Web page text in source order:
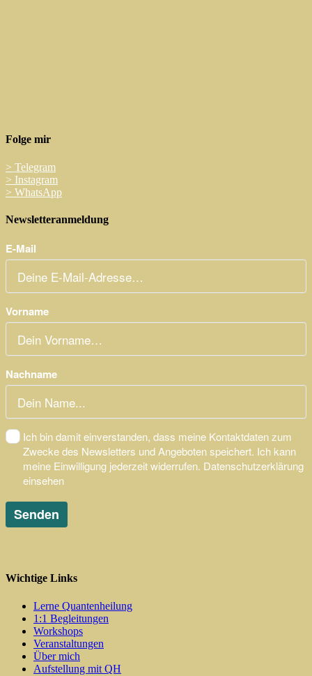
Folge mir
> Telegram
> Instagram
> WhatsApp
Newsletteranmeldung
Wichtige Links
Lerne Quantenheilung
1:1 Begleitungen
Workshops
Veranstaltungen
Über mich
Aufstellung mit QH